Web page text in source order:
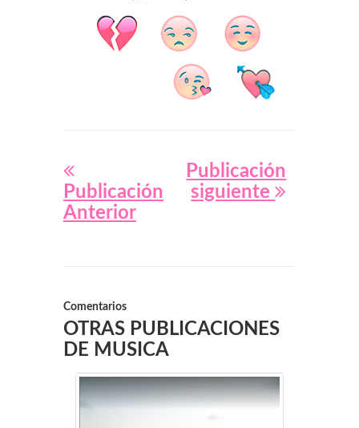
Publicación
Anterior
Publicación
siguiente
Comentarios
OTRAS PUBLICACIONES
DE MUSICA